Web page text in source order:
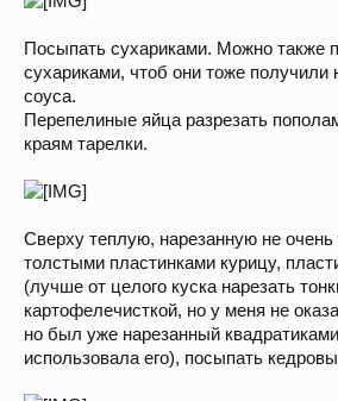
Посыпать сухариками. Можно также
сухариками, чтоб они тоже
соуса.
Перепелиные яйца разрезать
краям тарелки.
Сверху теплую, нарезанную не очень
толстыми пластинками курицу,
(лучше от целого куска нарезать
картофелечисткой, но у меня не
но был уже нарезанный
использовала его), посыпать